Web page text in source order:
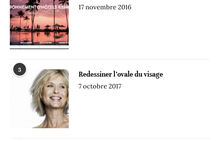
17 novembre 2016
3
Redessiner l’ovale du visage
7 octobre 2017